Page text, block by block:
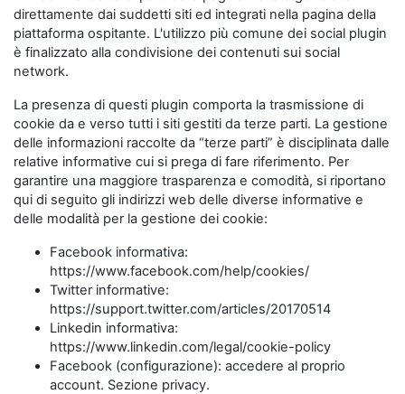
direttamente dai suddetti siti ed integrati nella pagina della
piattaforma ospitante. L'utilizzo più comune dei social plugin
è finalizzato alla condivisione dei contenuti sui social
network.
La presenza di questi plugin comporta la trasmissione di
cookie da e verso tutti i siti gestiti da terze parti. La gestione
delle informazioni raccolte da “terze parti” è disciplinata dalle
relative informative cui si prega di fare riferimento. Per
garantire una maggiore trasparenza e comodità, si riportano
qui di seguito gli indirizzi web delle diverse informative e
delle modalità per la gestione dei cookie:
Facebook informativa:
https://www.facebook.com/help/cookies/
Twitter informative:
https://support.twitter.com/articles/20170514
Linkedin informativa:
https://www.linkedin.com/legal/cookie-policy
Facebook (configurazione): accedere al proprio
account. Sezione privacy.